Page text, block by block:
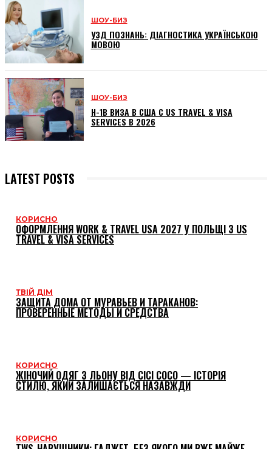
ШОУ-БИЗ
УЗД ПОЗНАНЬ: ДІАГНОСТИКА УКРАЇНСЬКОЮ
МОВОЮ
ШОУ-БИЗ
H-1B ВИЗА В США С US TRAVEL & VISA
SERVICES В 2026
LATEST POSTS
КОРИСНО
ОФОРМЛЕННЯ WORK & TRAVEL USA 2027 У ПОЛЬЩІ З US
TRAVEL & VISA SERVICES
ТВІЙ ДІМ
ЗАЩИТА ДОМА ОТ МУРАВЬЕВ И ТАРАКАНОВ:
ПРОВЕРЕННЫЕ МЕТОДЫ И СРЕДСТВА
КОРИСНО
ЖІНОЧИЙ ОДЯГ З ЛЬОНУ ВІД CICI COCO — ІСТОРІЯ
СТИЛЮ, ЯКИЙ ЗАЛИШАЄТЬСЯ НАЗАВЖДИ
КОРИСНО